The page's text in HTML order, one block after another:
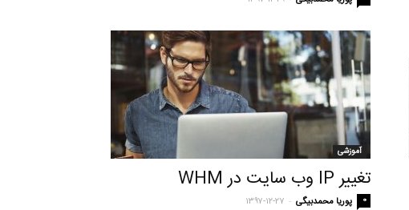
آموزشی
تغییر IP وب سایت در WHM
پوریا محمدبیگی - ۱۳۹۷-۱۲-۲۷ 0